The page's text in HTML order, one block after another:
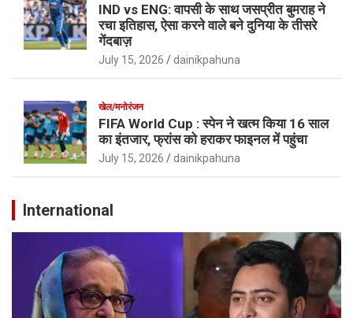
IND vs ENG: वापसी के साथ जसप्रीत बुमराह ने
रचा इतिहास, ऐसा करने वाले बने दुनिया के तीसरे
गेंदबाज़
July 15, 2026 dainikpahuna
खेल/मनोरंजन
FIFA World Cup : स्पेन ने खत्म किया 16 साल
का इंतजार, फ्रांस को हराकर फाइनल में पहुंचा
July 15, 2026 dainikpahuna
International